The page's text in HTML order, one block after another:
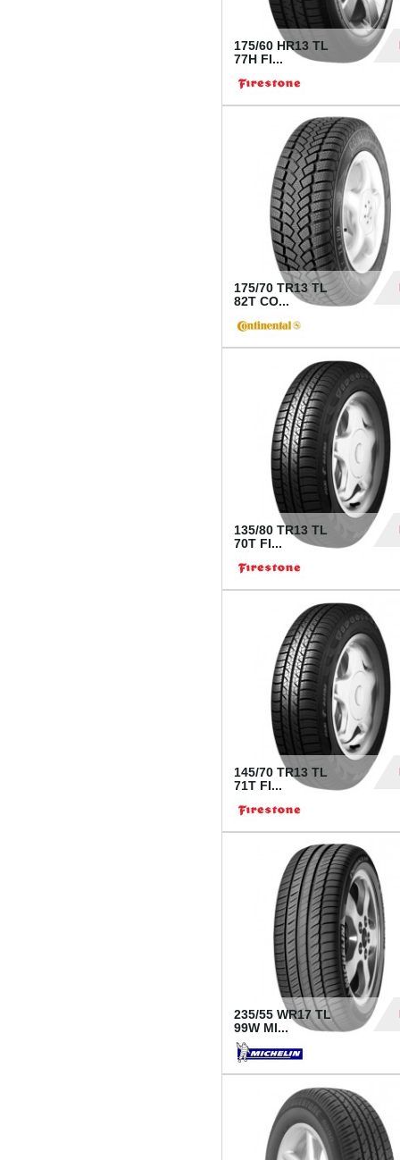
175/60 HR13 TL
77H FI...
175/70 TR13 TL
82T CO...
135/80 TR13 TL
70T FI...
145/70 TR13 TL
71T FI...
235/55 WR17 TL
99W MI...